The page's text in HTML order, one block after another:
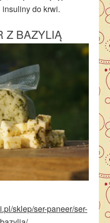
insuliny do krwi.
Z BAZYLIĄ
sklep/ser-paneer/ser-